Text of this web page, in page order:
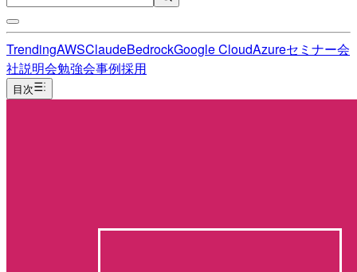
TrendingAWSClaudeBedrockGoogle CloudAzureセミナー会
社説明会勉強会事例採用
目次